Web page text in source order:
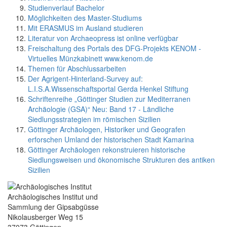
Studienverlauf Bachelor
Möglichkeiten des Master-Studiums
Mit ERASMUS im Ausland studieren
Literatur von Archaeopress ist online verfügbar
Freischaltung des Portals des DFG-Projekts KENOM -
Virtuelles Münzkabinett www.kenom.de
Themen für Abschlussarbeiten
Der Agrigent-Hinterland-Survey auf:
L.I.S.A.Wissenschaftsportal Gerda Henkel Stiftung
Schriftenreihe „Göttinger Studien zur Mediterranen
Archäologie (GSA)“ Neu: Band 17 - Ländliche
Siedlungsstrategien im römischen Sizilien
Göttinger Archäologen, Historiker und Geografen
erforschen Umland der historischen Stadt Kamarina
Göttinger Archäologen rekonstruieren historische
Siedlungsweisen und ökonomische Strukturen des antiken
Sizilien
Archäologisches Institut und
Sammlung der Gipsabgüsse
Nikolausberger Weg 15